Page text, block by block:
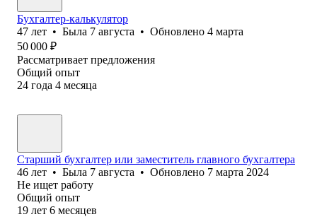
Бухгалтер-калькулятор
47 лет • Была 7 августа • Обновлено 4 марта
50 000 ₽
Рассматривает предложения
Общий опыт
24 года 4 месяца
Старший бухгалтер или заместитель главного бухгалтера
46 лет • Была 7 августа • Обновлено 7 марта 2024
Не ищет работу
Общий опыт
19 лет 6 месяцев